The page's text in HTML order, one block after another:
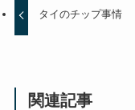
タイのチップ事情
関連記事